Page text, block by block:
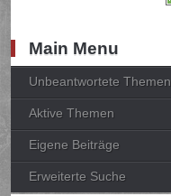
Main Menu
Unbeantwortete Themen
Aktive Themen
Eigene Beiträge
Erweiterte Suche